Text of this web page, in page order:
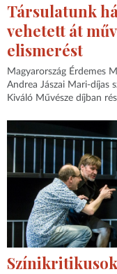
Társulatunk
vehetett át
elismerést
Magyarország Érdemes
Andrea Jászai Mari-díjas
Kiváló Művésze díjban